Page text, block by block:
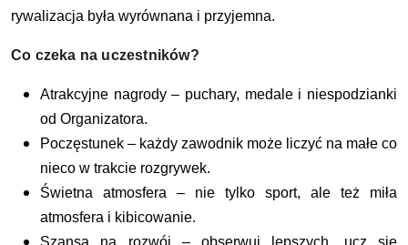
rywalizacja była wyrównana i przyjemna.
Co czeka na uczestników?
Atrakcyjne nagrody – puchary, medale i niespodzianki
od Organizatora.
Poczęstunek – każdy zawodnik może liczyć na małe co
nieco w trakcie rozgrywek.
Świetna atmosfera – nie tylko sport, ale też miła
atmosfera i kibicowanie.
Szansa na rozwój – obserwuj lepszych, ucz się